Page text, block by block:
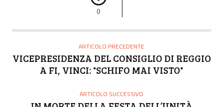
0
ARTICOLO PRECEDENTE
VICEPRESIDENZA DEL CONSIGLIO DI REGGIO
A FI, VINCI: "SCHIFO MAI VISTO"
ARTICOLO SUCCESSIVO